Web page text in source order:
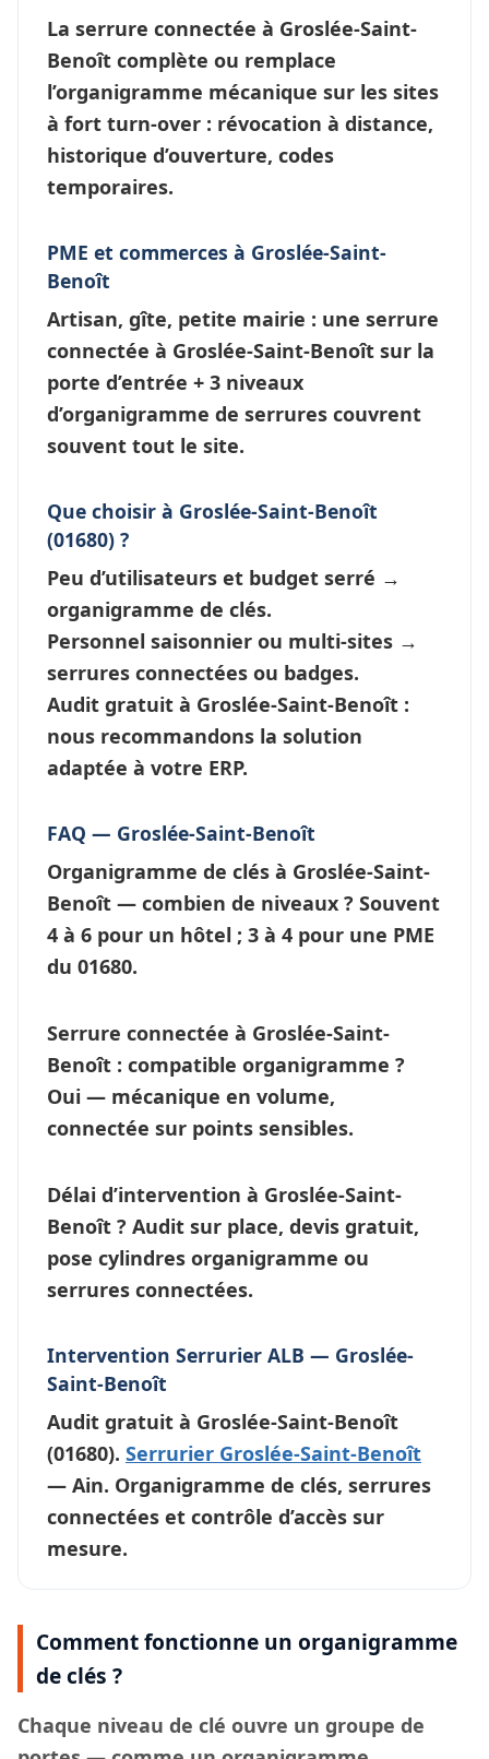
La serrure connectée à Groslée-Saint-
Benoît complète ou remplace
l’organigramme mécanique sur les sites
à fort turn-over : révocation à distance,
historique d’ouverture, codes
temporaires.
PME et commerces à Groslée-Saint-
Benoît
Artisan, gîte, petite mairie : une serrure
connectée à Groslée-Saint-Benoît sur la
porte d’entrée + 3 niveaux
d’organigramme de serrures couvrent
souvent tout le site.
Que choisir à Groslée-Saint-Benoît
(01680) ?
Peu d’utilisateurs et budget serré →
organigramme de clés.
Personnel saisonnier ou multi-sites →
serrures connectées ou badges.
Audit gratuit à Groslée-Saint-Benoît :
nous recommandons la solution
adaptée à votre ERP.
FAQ — Groslée-Saint-Benoît
Organigramme de clés à Groslée-Saint-
Benoît — combien de niveaux ? Souvent
4 à 6 pour un hôtel ; 3 à 4 pour une PME
du 01680.
Serrure connectée à Groslée-Saint-
Benoît : compatible organigramme ?
Oui — mécanique en volume,
connectée sur points sensibles.
Délai d’intervention à Groslée-Saint-
Benoît ? Audit sur place, devis gratuit,
pose cylindres organigramme ou
serrures connectées.
Intervention Serrurier ALB — Groslée-
Saint-Benoît
Audit gratuit à Groslée-Saint-Benoît
(01680). Serrurier Groslée-Saint-Benoît
— Ain. Organigramme de clés, serrures
connectées et contrôle d’accès sur
mesure.
Comment fonctionne un organigramme
de clés ?
Chaque niveau de clé ouvre un groupe de